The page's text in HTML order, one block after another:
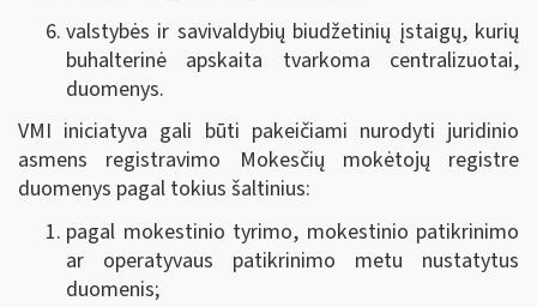
valstybės ir savivaldybių biudžetinių įstaigų, kurių
buhalterinė apskaita tvarkoma centralizuotai,
duomenys.
VMI iniciatyva gali būti pakeičiami nurodyti juridinio
asmens registravimo Mokesčių mokėtojų registre
duomenys pagal tokius šaltinius:
pagal mokestinio tyrimo, mokestinio patikrinimo
ar operatyvaus patikrinimo metu nustatytus
duomenis;